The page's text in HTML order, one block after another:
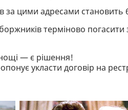
за цими адресами становить
терміново
— є рішення!
укласти договір на